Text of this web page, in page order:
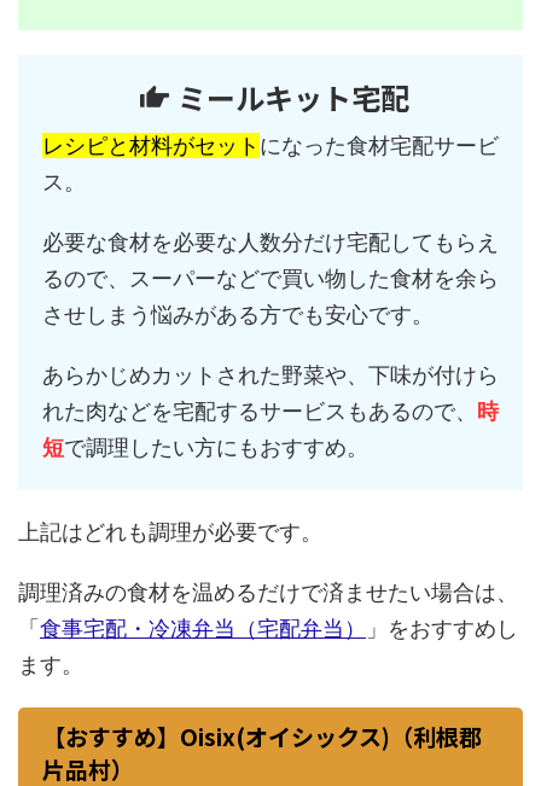
ミールキット宅配
レシピと材料がセット になった食材宅配サービ
ス。
必要な食材を必要な人数分だけ宅配してもらえ
るので、スーパーなどで買い物した食材を余ら
させしまう悩みがある方でも安心です。
あらかじめカットされた野菜や、下味が付けら
れた肉などを宅配するサービスもあるので、
時
短で調理したい方にもおすすめ。
上記はどれも調理が必要です。
調理済みの食材を温めるだけで済ませたい場合は、
「 食事宅配・冷凍弁当（宅配弁当）
」をおすすめし
ます。
【おすすめ】Oisix(オイシックス)（利根郡
片品村）